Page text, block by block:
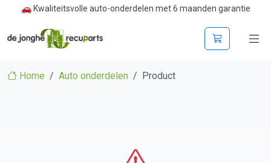
🚗 Kwaliteitsvolle auto-onderdelen met 6 maanden garantie
Home Auto onderdelen Product